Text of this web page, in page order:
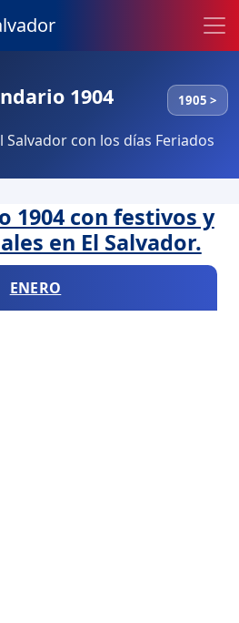
1904 1905 >
Salvador con los días Feriados
1904 con festivos y
en El Salvador.
ENERO